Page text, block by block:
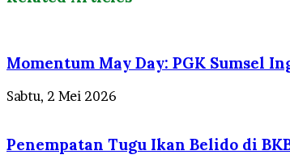
Momentum May Day: PGK Sumsel
Sabtu, 2 Mei 2026
Penempatan Tugu Ikan Belido di